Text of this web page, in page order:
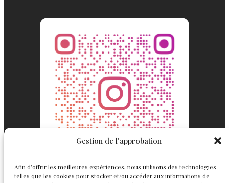
Gestion de l'approbation
Afin d’offrir les meilleures expériences, nous utilisons des technologies
telles que les cookies pour stocker et/ou accéder aux informations de